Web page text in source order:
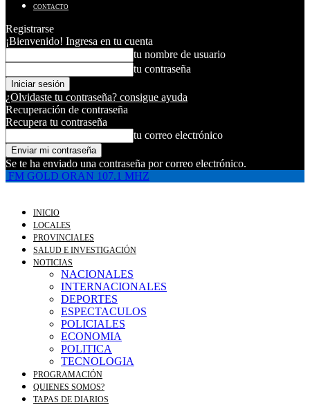
CONTACTO
Registrarse
¡Bienvenido! Ingresa en tu cuenta
tu nombre de usuario
tu contraseña
¿Olvidaste tu contraseña? consigue ayuda
Recuperación de contraseña
Recupera tu contraseña
tu correo electrónico
Se te ha enviado una contraseña por correo electrónico.
FM GOLD ORAN 107.1 MHZ
INICIO
LOCALES
PROVINCIALES
SALUD E INVESTIGACIÓN
NOTICIAS
NACIONALES
INTERNACIONALES
DEPORTES
ESPECTACULOS
POLICIALES
ECONOMIA
POLITICA
TECNOLOGIA
PROGRAMACIÓN
QUIENES SOMOS?
TAPAS DE DIARIOS